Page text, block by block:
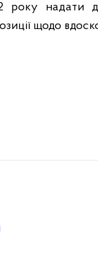
року надати
щодо